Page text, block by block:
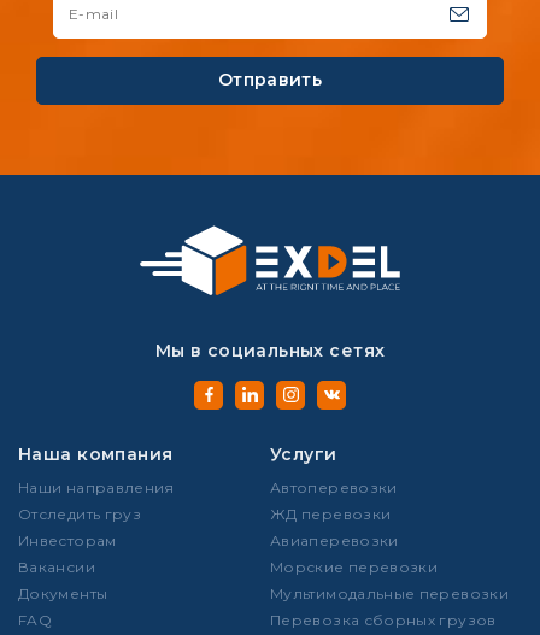
Отправить
Мы в социальных сетях
Наша компания
Наши направления
Отследить груз
Инвесторам
Вакансии
Документы
FAQ
Услуги
Автоперевозки
ЖД перевозки
Авиаперевозки
Морские перевозки
Мультимодальные перевозки
Перевозка сборных грузов